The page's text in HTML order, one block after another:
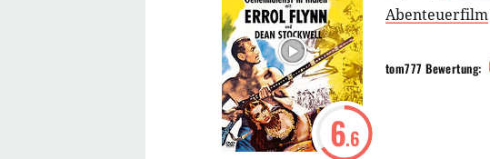
6.6
Abenteuerfilm
tom777 Bewertung: